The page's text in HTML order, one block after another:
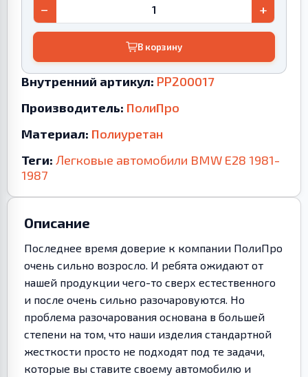
− +
В корзину
Внутренний артикул: PP200017
Производитель: ПолиПро
Материал: Полиуретан
Теги: Легковые автомобили BMW E28 1981-
1987
Описание
Последнее время доверие к компании ПолиПро
очень сильно возросло. И ребята ожидают от
нашей продукции чего-то сверх естественного
и после очень сильно разочаровуются. Но
проблема разочарования основана в большей
степени на том, что наши изделия стандартной
жесткости просто не подходят под те задачи,
которые вы ставите своему автомобилю и